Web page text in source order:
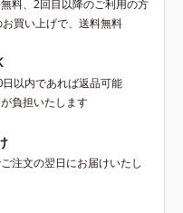
料、2回目以降のご利用の方
買い上げで、送料無料
以内であれば返品可能
負担いたします
注文の翌日にお届けいたし